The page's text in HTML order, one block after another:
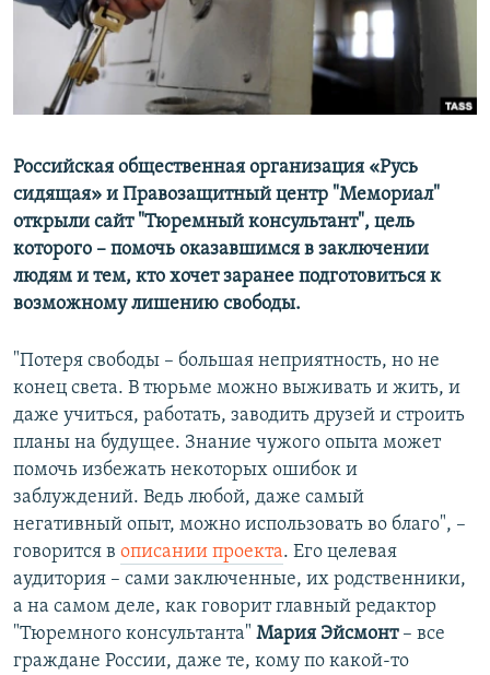
ПОБЕДИТЕЛЕЙ НЕ СУДЯТ?
КРЫМ.НЕПОКОРЕННЫЙ
ELIFBE
ПРИСОЕДИНЯЙТЕСЬ!
Все сайты RFE/RL
Российская общественная организация «Русь
сидящая» и Правозащитный центр "Мемориал"
открыли сайт "Тюремный консультант", цель
которого – помочь оказавшимся в заключении
людям и тем, кто хочет заранее подготовиться к
возможному лишению свободы.
"Потеря свободы – большая неприятность, но не
конец света. В тюрьме можно выживать и жить, и
даже учиться, работать, заводить друзей и строить
планы на будущее. Знание чужого опыта может
помочь избежать некоторых ошибок и
заблуждений. Ведь любой, даже самый
негативный опыт, можно использовать во благо", –
говорится в описании проекта. Его целевая
аудитория – сами заключенные, их родственники,
а на самом деле, как говорит главный редактор
"Тюремного консультанта" Мария Эйсмонт– все
граждане России, даже те, кому по какой-то